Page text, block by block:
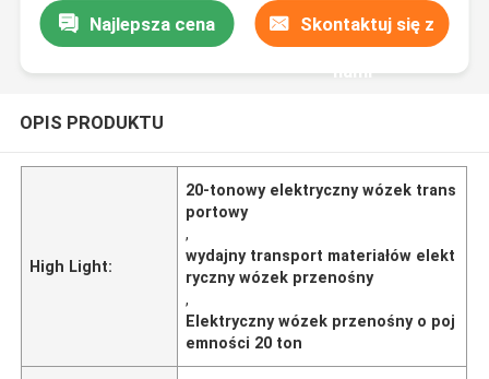
Najlepsza cena Skontaktuj się z
nami
OPIS PRODUKTU
High Light:
20-tonowy elektryczny wózek trans
portowy
,
wydajny transport materiałów elekt
ryczny wózek przenośny
,
Elektryczny wózek przenośny o poj
emności 20 ton